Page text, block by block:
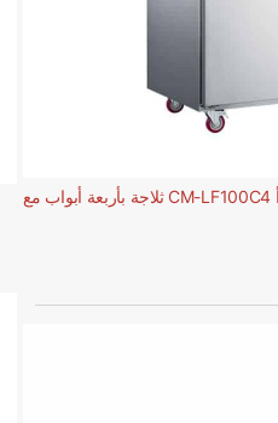
ثلاجة الوصول إلي الفولاذ المقاوم للصدأ CM-LF100C4 ثلاجة بأربعة أبواب مع